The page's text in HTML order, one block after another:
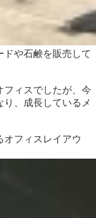
ドや石鹸を販売して
フィスでしたが、今
、成長しているメ
オフィスレイアウ